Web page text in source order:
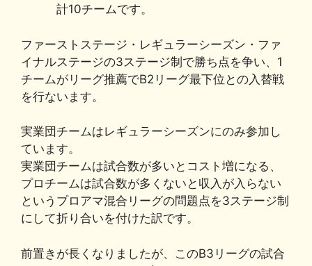
計10チームです。
ファーストステージ・レギュラーシーズン・ファ
イナルステージの3ステージ制で勝ち点を争い、1
チームがリーグ推薦でB2リーグ最下位との入替戦
を行ないます。
実業団チームはレギュラーシーズンにのみ参加し
ています。
実業団チームは試合数が多いとコスト増になる、
プロチームは試合数が多くないと収入が入らない
というプロアマ混合リーグの問題点を3ステージ制
にして折り合いを付けた訳です。
前置きが長くなりましたが、このB3リーグの試合